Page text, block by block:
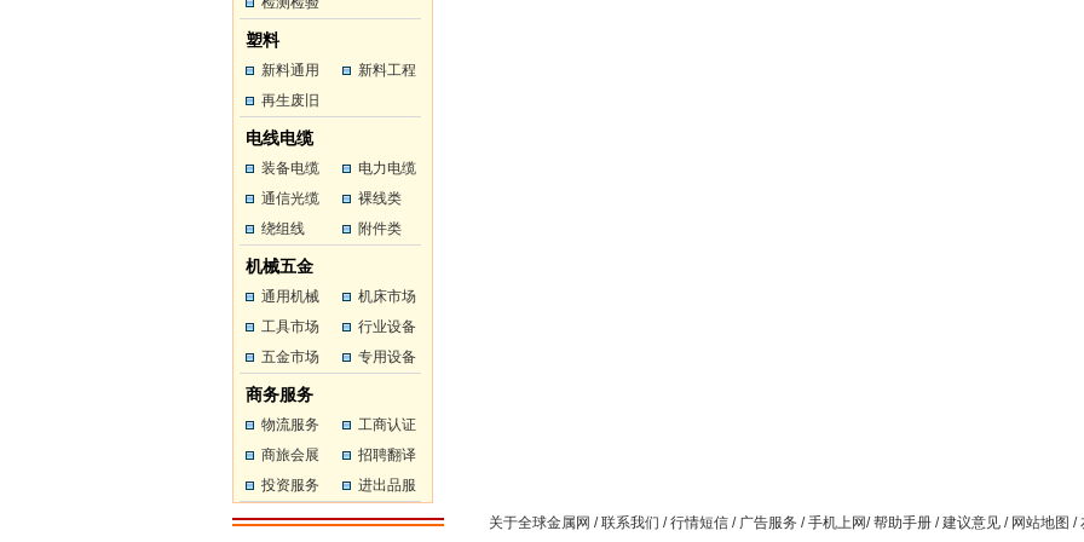
塑料
新料通用
塑料
新料工程
再生废旧
塑料
电线电缆
装备电缆
电力电缆
通信光缆
裸线类
绕组线
附件类
机械五金
通用机械
机床市场
工具市场
行业设备
五金市场
专用设备
商务服务
物流服务
工商认证
商旅会展
招聘翻译
投资服务
进出品服
务
关于全球金属网 /联系我们 /行情短信/ 广告服务 /手机上网/帮助手册/建议意见/ 网站地图 /